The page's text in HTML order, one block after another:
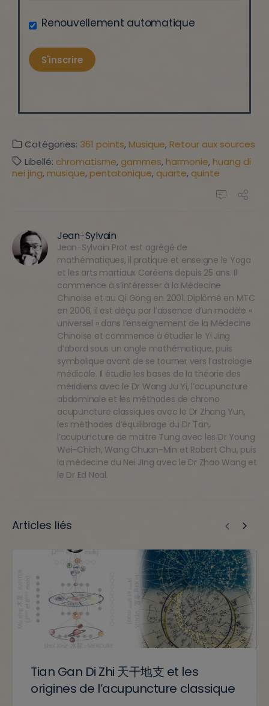
Renouvellement automatique
Catégories: 361 points,Musique,Retour aux sources
Libellé: chromatisme, gammes,harmonie,huang di
nei jing,musique,pentatonique, quarte, quinte
Jean-Sylvain
Jean-Sylvain Prot est agrégé de
mathématiques, il pratique et enseigne le Yoga
et les arts martiaux Coréens depuis 25 ans. Il
commence à s’intéresser à la Médecine
Chinoise et au Qi Gong en 2001. Diplômé en MTC
en 2006, il est déçu par l’absence d’un modèle «
universel » dans l’enseignement de la Médecine
Chinoise et commence à étudier le Yi Jing
d’abord sous un angle mathématique, puis
symbolique avant de se tourner vers l’astrologie
médicale. Il étudie les bases de la théorie des
méridiens avec le Dr Wang Ju Yi, l’acupuncture
abdominale et les méthodes de chrono
acupuncture classiques avec le Dr Zhang Yun,
les méthodes d’équilibrage du Dr Tan,
l’acupuncture de maitre Tung avec les Dr Young
Wei-Chieh, Wang Chuan-Min et Robert Chu, puis
la médecine du Nei JIng avec le Dr Zhao Wang et
le Dr Ed Neal.
Articles liés
Tian Gan Di Zhi 天干地支 et les
origines de l’acupuncture classique